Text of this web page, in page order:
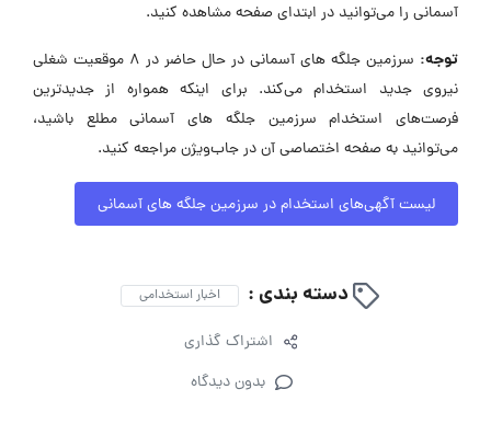
آسمانی را می‌توانید در ابتدای صفحه مشاهده کنید.
توجه:
سرزمین جلگه های آسمانی در حال حاضر در ۸ موقعیت شغلی
نیروی جدید استخدام می‌کند. برای اینکه همواره از جدیدترین
فرصت‌های استخدام سرزمین جلگه های آسمانی مطلع باشید،
می‌توانید به صفحه اختصاصی آن در جاب‌ویژن مراجعه کنید.
لیست آگهی‌های استخدام در سرزمین جلگه های آسمانی
دسته بندی : اخبار استخدامی
اشتراک گذاری
بدون دیدگاه